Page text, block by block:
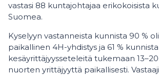
vastasi 88 kuntajohtajaa erikokoisista
Suomea.
Kyselyyn vastanneista kunnista 90 %
paikallinen 4H-yhdistys ja 61 %
kesäyrittäjyysseteleitä tukemaan
nuorten yrittäjyyttä paikallisesti.